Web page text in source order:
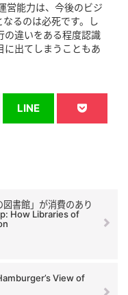
営能力は、今後のビジ
るのは必死です。し
の違いをある程度認識
に出てしまうこともあ
LINE
書館」が消費のあり
How Libraries of
View of